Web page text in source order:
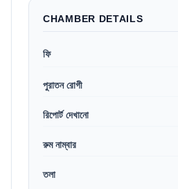
CHAMBER DETAILS
ফি
পুরাতন রোগী
রিপোর্ট দেখানো
রুম নাম্বার
তলা